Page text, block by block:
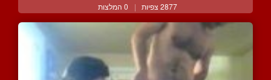
2877 צפיות | 0 המלצות